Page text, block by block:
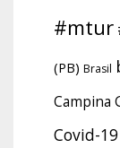
#mtur
(PB) Brasil
Campina
Covid-19